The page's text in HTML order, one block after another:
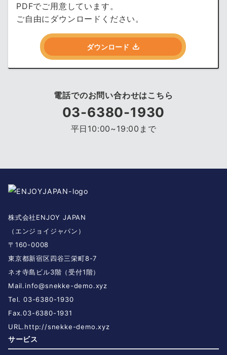
PDFでご用意しています。
ご自由にダウンロードください。
ダウンロード
電話でのお問い合わせはこちら
03-6380-1930
平日10:00~19:00まで
株式会社ENJOY JAPAN
（エンジョイジャパン）
〒160-0008
東京都新宿区四谷三栄町8-7
ネオ寺島ビル3階（受付1階）
Mail.info@snekke-demo.xyz
Tel. 03-6380-1930
Fax.03-6380-1931
URL.http://snekke-demo.xyz
サービス